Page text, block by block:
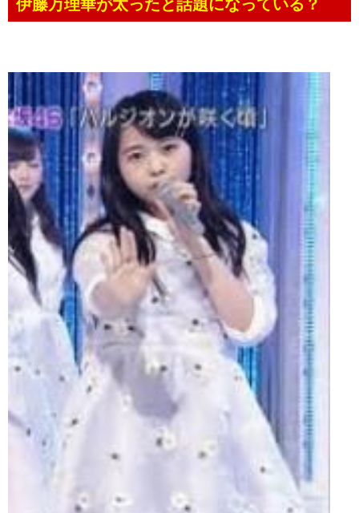
伊藤万理華が太ったと話題になっている？